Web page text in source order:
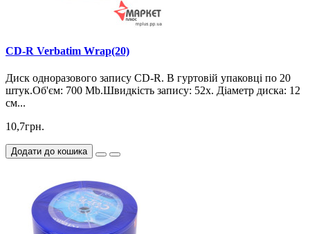
CD-R Verbatim Wrap(20)
Диск одноразового запису CD-R. В гуртовій упаковці по 20
штук.Об'єм: 700 Mb.Швидкість запису: 52х. Діаметр диска: 12
см...
10,7грн.
Додати до кошика